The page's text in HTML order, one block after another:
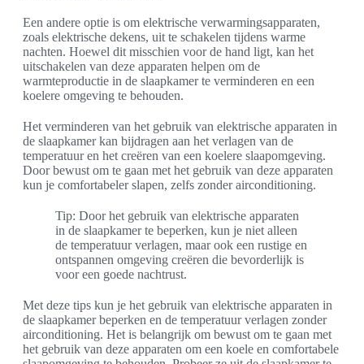
Een andere optie is om elektrische verwarmingsapparaten,
zoals elektrische dekens, uit te schakelen tijdens warme
nachten. Hoewel dit misschien voor de hand ligt, kan het
uitschakelen van deze apparaten helpen om de
warmteproductie in de slaapkamer te verminderen en een
koelere omgeving te behouden.
Het verminderen van het gebruik van elektrische apparaten in
de slaapkamer kan bijdragen aan het verlagen van de
temperatuur en het creëren van een koelere slaapomgeving.
Door bewust om te gaan met het gebruik van deze apparaten
kun je comfortabeler slapen, zelfs zonder airconditioning.
Tip: Door het gebruik van elektrische apparaten
in de slaapkamer te beperken, kun je niet alleen
de temperatuur verlagen, maar ook een rustige en
ontspannen omgeving creëren die bevorderlijk is
voor een goede nachtrust.
Met deze tips kun je het gebruik van elektrische apparaten in
de slaapkamer beperken en de temperatuur verlagen zonder
airconditioning. Het is belangrijk om bewust om te gaan met
het gebruik van deze apparaten om een koele en comfortabele